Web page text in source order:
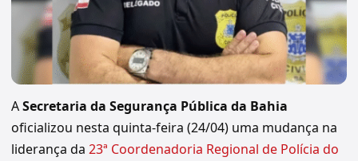
ASecretaria da Segurança Pública da Bahia
oficializou nesta quinta-feira (24/04) uma mudança na
liderança da 23ª Coordenadoria Regional de Polícia do